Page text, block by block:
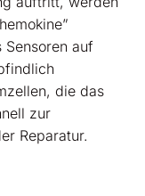
auf
die das
zur
Reparatur.